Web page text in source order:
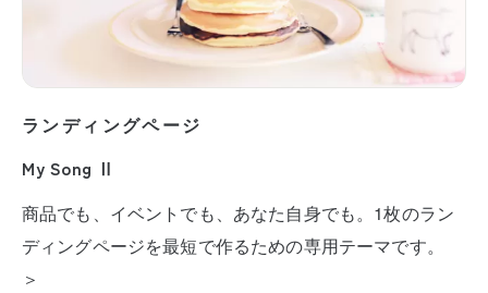
ランディングページ
My Song Ⅱ
商品でも、イベントでも、あなた自身でも。1枚のラン
ディングページを最短で作るための専用テーマです。
＞